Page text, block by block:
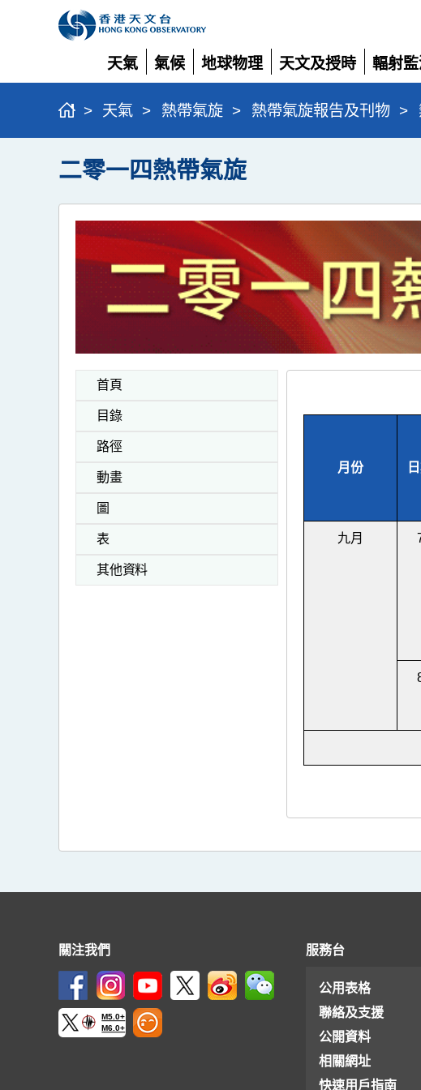
天氣
展
開
氣候
展
開
地球物理
展
開
天文及授時
展
開
輻射監
展
開
> 天氣 > 熱帶氣旋 > 熱帶氣旋報告及刊物 >
二零一四熱帶氣旋
首頁
目錄
路徑
動畫
圖
表
其他資料
月份
九月
關注我們
M5.0+
M6.0+
服務台
公用表格
聯絡及支援
公開資料
相關網址
快速用戶指南